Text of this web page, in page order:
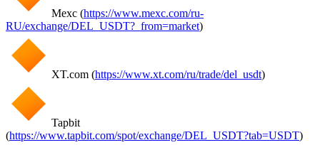
Mexc (https://www.mexc.com/ru-
RU/exchange/DEL_USDT?_from=market)
XT.com (https://www.xt.com/ru/trade/del_usdt)
Tapbit
(https://www.tapbit.com/spot/exchange/DEL_USDT?tab=USDT)